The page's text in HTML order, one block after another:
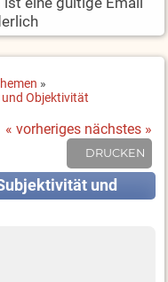
»
Objektivität
« vorheriges nächstes »
DRUCKEN
und